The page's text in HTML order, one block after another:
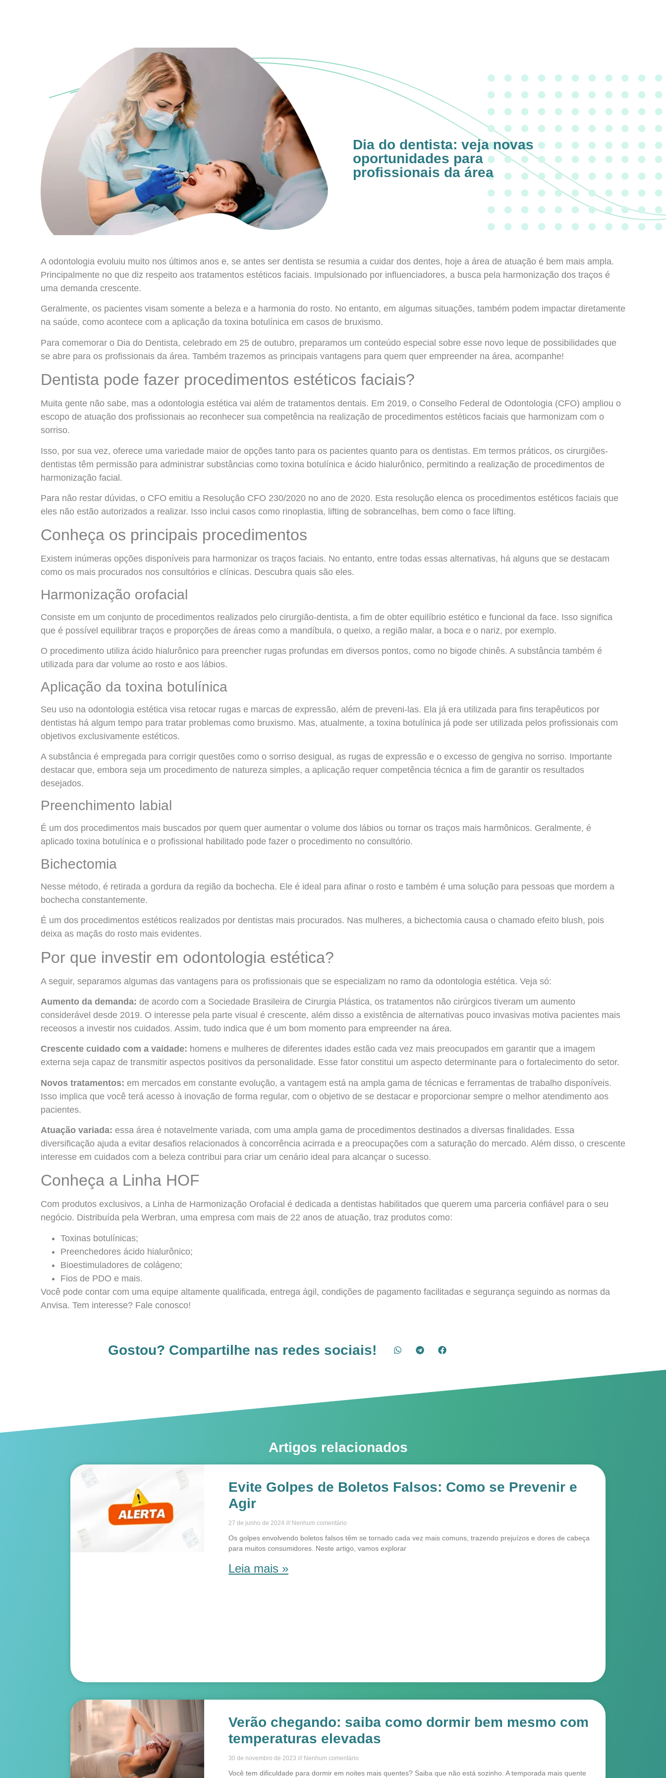
Dia do dentista: veja novas
oportunidades para
profissionais da área
A odontologia evoluiu muito nos últimos anos e, se antes ser dentista se resumia a cuidar dos dentes, hoje a área de atuação é bem mais ampla.
Principalmente no que diz respeito aos tratamentos estéticos faciais. Impulsionado por influenciadores, a busca pela harmonização dos traços é
uma demanda crescente.
Geralmente, os pacientes visam somente a beleza e a harmonia do rosto. No entanto, em algumas situações, também podem impactar diretamente
na saúde, como acontece com a aplicação da toxina botulínica em casos de bruxismo.
Para comemorar o Dia do Dentista, celebrado em 25 de outubro, preparamos um conteúdo especial sobre esse novo leque de possibilidades que
se abre para os profissionais da área. Também trazemos as principais vantagens para quem quer empreender na área, acompanhe!
Dentista pode fazer procedimentos estéticos faciais?
Muita gente não sabe, mas a odontologia estética vai além de tratamentos dentais. Em 2019, o Conselho Federal de Odontologia (CFO) ampliou o
escopo de atuação dos profissionais ao reconhecer sua competência na realização de procedimentos estéticos faciais que harmonizam com o
sorriso.
Isso, por sua vez, oferece uma variedade maior de opções tanto para os pacientes quanto para os dentistas. Em termos práticos, os cirurgiões-
dentistas têm permissão para administrar substâncias como toxina botulínica e ácido hialurônico, permitindo a realização de procedimentos de
harmonização facial.
Para não restar dúvidas, o CFO emitiu a Resolução CFO 230/2020 no ano de 2020. Esta resolução elenca os procedimentos estéticos faciais que
eles não estão autorizados a realizar. Isso inclui casos como rinoplastia, lifting de sobrancelhas, bem como o face lifting.
Conheça os principais procedimentos
Existem inúmeras opções disponíveis para harmonizar os traços faciais. No entanto, entre todas essas alternativas, há alguns que se destacam
como os mais procurados nos consultórios e clínicas. Descubra quais são eles.
Harmonização orofacial
Consiste em um conjunto de procedimentos realizados pelo cirurgião-dentista, a fim de obter equilíbrio estético e funcional da face. Isso significa
que é possível equilibrar traços e proporções de áreas como a mandíbula, o queixo, a região malar, a boca e o nariz, por exemplo.
O procedimento utiliza ácido hialurônico para preencher rugas profundas em diversos pontos, como no bigode chinês. A substância também é
utilizada para dar volume ao rosto e aos lábios.
Aplicação da toxina botulínica
Seu uso na odontologia estética visa retocar rugas e marcas de expressão, além de preveni-las. Ela já era utilizada para fins terapêuticos por
dentistas há algum tempo para tratar problemas como bruxismo. Mas, atualmente, a toxina botulínica já pode ser utilizada pelos profissionais com
objetivos exclusivamente estéticos.
A substância é empregada para corrigir questões como o sorriso desigual, as rugas de expressão e o excesso de gengiva no sorriso. Importante
destacar que, embora seja um procedimento de natureza simples, a aplicação requer competência técnica a fim de garantir os resultados
desejados.
Preenchimento labial
É um dos procedimentos mais buscados por quem quer aumentar o volume dos lábios ou tornar os traços mais harmônicos. Geralmente, é
aplicado toxina botulínica e o profissional habilitado pode fazer o procedimento no consultório.
Bichectomia
Nesse método, é retirada a gordura da região da bochecha. Ele é ideal para afinar o rosto e também é uma solução para pessoas que mordem a
bochecha constantemente.
É um dos procedimentos estéticos realizados por dentistas mais procurados. Nas mulheres, a bichectomia causa o chamado efeito blush, pois
deixa as maçãs do rosto mais evidentes.
Por que investir em odontologia estética?
A seguir, separamos algumas das vantagens para os profissionais que se especializam no ramo da odontologia estética. Veja só:
Aumento da demanda: de acordo com a Sociedade Brasileira de Cirurgia Plástica, os tratamentos não cirúrgicos tiveram um aumento
considerável desde 2019. O interesse pela parte visual é crescente, além disso a existência de alternativas pouco invasivas motiva pacientes mais
receosos a investir nos cuidados. Assim, tudo indica que é um bom momento para empreender na área.
Crescente cuidado com a vaidade: homens e mulheres de diferentes idades estão cada vez mais preocupados em garantir que a imagem
externa seja capaz de transmitir aspectos positivos da personalidade. Esse fator constitui um aspecto determinante para o fortalecimento do setor.
Novos tratamentos: em mercados em constante evolução, a vantagem está na ampla gama de técnicas e ferramentas de trabalho disponíveis.
Isso implica que você terá acesso à inovação de forma regular, com o objetivo de se destacar e proporcionar sempre o melhor atendimento aos
pacientes.
Atuação variada: essa área é notavelmente variada, com uma ampla gama de procedimentos destinados a diversas finalidades. Essa
diversificação ajuda a evitar desafios relacionados à concorrência acirrada e a preocupações com a saturação do mercado. Além disso, o crescente
interesse em cuidados com a beleza contribui para criar um cenário ideal para alcançar o sucesso.
Conheça a Linha HOF
Com produtos exclusivos, a Linha de Harmonização Orofacial é dedicada a dentistas habilitados que querem uma parceria confiável para o seu
negócio. Distribuída pela Werbran, uma empresa com mais de 22 anos de atuação, traz produtos como:
Toxinas botulínicas;
Preenchedores ácido hialurônico;
Bioestimuladores de colágeno;
Fios de PDO e mais.
Você pode contar com uma equipe altamente qualificada, entrega ágil, condições de pagamento facilitadas e segurança seguindo as normas da
Anvisa. Tem interesse? Fale conosco!
Gostou? Compartilhe nas redes sociais!
Artigos relacionados
Evite Golpes de Boletos Falsos: Como se Prevenir e
Agir
27 de junho de 2024 Nenhum comentário
Os golpes envolvendo boletos falsos têm se tornado cada vez mais comuns, trazendo prejuízos e dores de cabeça
para muitos consumidores. Neste artigo, vamos explorar
Leia mais »
Verão chegando: saiba como dormir bem mesmo com
temperaturas elevadas
30 de novembro de 2023 Nenhum comentário
Você tem dificuldade para dormir em noites mais quentes? Saiba que não está sozinho. A temporada mais quente